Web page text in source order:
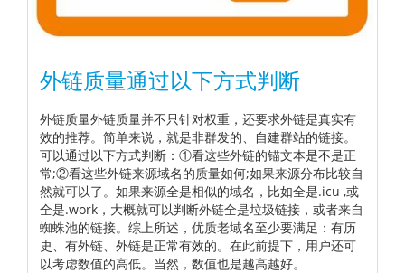
外链质量通过以下方式判断
外链质量外链质量并不只针对权重，还要求外链是真实有
效的推荐。简单来说，就是非群发的、自建群站的链接。
可以通过以下方式判断：①看这些外链的锚文本是不是正
常;②看这些外链来源域名的质量如何;如果来源分布比较自
然就可以了。如果来源全是相似的域名，比如全是.icu ,或
全是.work，大概就可以判断外链全是垃圾链接，或者来自
蜘蛛池的链接。综上所述，优质老域名至少要满足：有历
史、有外链、外链是正常有效的。在此前提下，用户还可
以考虑数值的高低。当然，数值也是越高越好。